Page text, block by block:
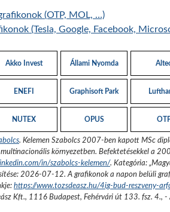
(OTP, MOL, …)
(Tesla, Google, Facebook,
Akko Invest Állami Nyomda
ENEFI Graphisoft Park
NUTEX OPUS
. Kelemen Szabolcs 2007-ben kapott MSc
környezetben. Befektetésekkel a
in/szabolcs-kelemen/. Kategória: „
2026-07-12. A grafikonok a napon belüli
https://www.tozsdeasz.hu/4ig-bud-reszveny-
Kft., 1116 Budapest, Fehérvári út 133. fsz. 4., -